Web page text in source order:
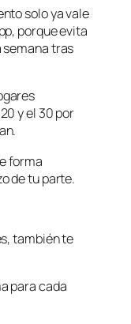
solo ya vale
porque evita
semana tras
y el 30 por
forma
de tu parte.
también te
para cada